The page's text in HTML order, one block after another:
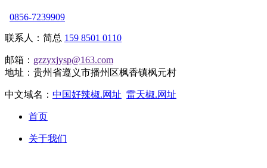
0856-7239909
联系人：简总 159 8501 0110
邮箱： gzzyxjysp@163.com
地址：贵州省遵义市播州区枫香镇枫元村
中文域名： 中国好辣椒.网址 雷天椒.网址
首页
关于我们